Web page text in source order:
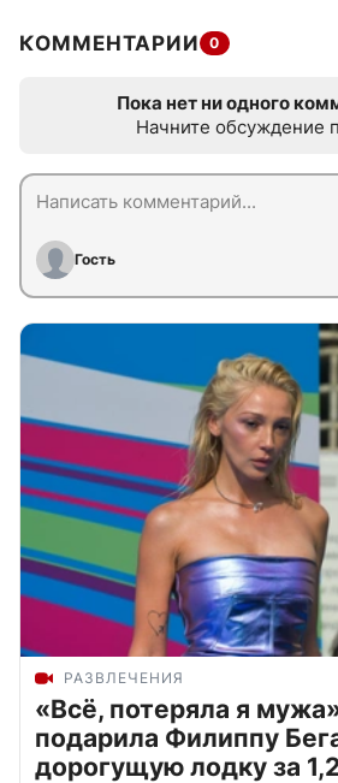
КОММЕНТАРИИ 0
Пока нет ни одного
Начните обсуждение
Гость
РАЗВЛЕЧЕНИЯ
«Всё, потеряла я
подарила Филиппу
дорогущую лодку за